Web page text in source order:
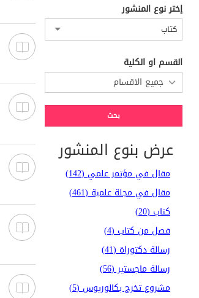
إختر نوع المنشور
كتاب
القسم او الكلية
عرض بنوع المنشور
مقال في مؤتمر علمي (142)
مقال في مجلة علمية (461)
كتاب (20)
فصل من كتاب (4)
رسالة دكتوراة (41)
رسالة ماجستير (56)
مشروع تخرج بكالوريوس (5)